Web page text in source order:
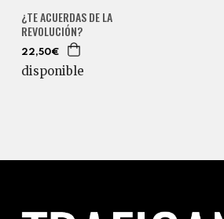
¿TE ACUERDAS DE LA
REVOLUCIÓN?
22,50€
disponible